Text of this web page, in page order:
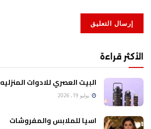
الأكثر قراءة
البيت العصري للادوات المنزليه
يوليو 19, 2026
اسيا للملابس والمفروشات